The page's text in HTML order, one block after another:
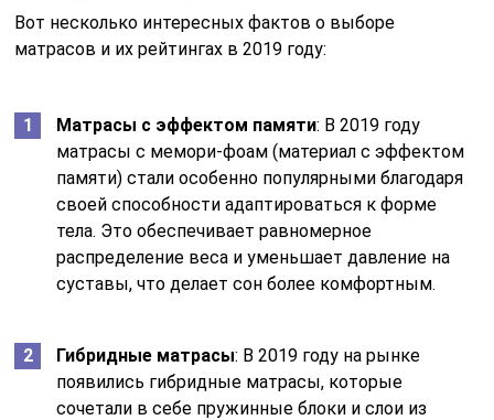
Вот несколько интересных фактов о выборе
матрасов и их рейтингах в 2019 году:
Матрасы с эффектом памяти: В 2019 году
матрасы с мемори-фоам (материал с эффектом
памяти) стали особенно популярными благодаря
своей способности адаптироваться к форме
тела. Это обеспечивает равномерное
распределение веса и уменьшает давление на
суставы, что делает сон более комфортным.
Гибридные матрасы: В 2019 году на рынке
появились гибридные матрасы, которые
сочетали в себе пружинные блоки и слои из